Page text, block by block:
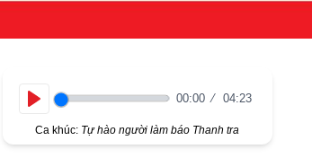
00:00 04:23
Ca khúc: Tự hào người làm báo Thanh tra